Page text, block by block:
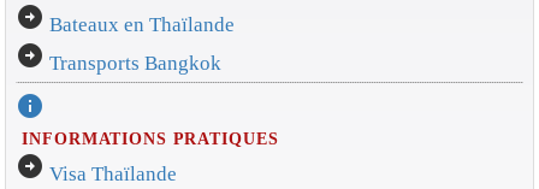
arrow_circle_right Bateaux en Thaïlande
arrow_circle_right Transports Bangkok
info
INFORMATIONS PRATIQUES
arrow_circle_right Visa Thaïlande